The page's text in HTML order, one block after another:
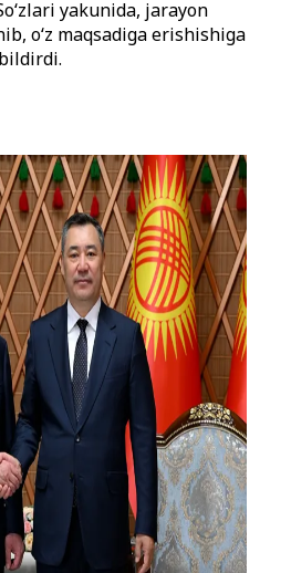
yakunida, jarayon
o‘z maqsadiga erishishiga